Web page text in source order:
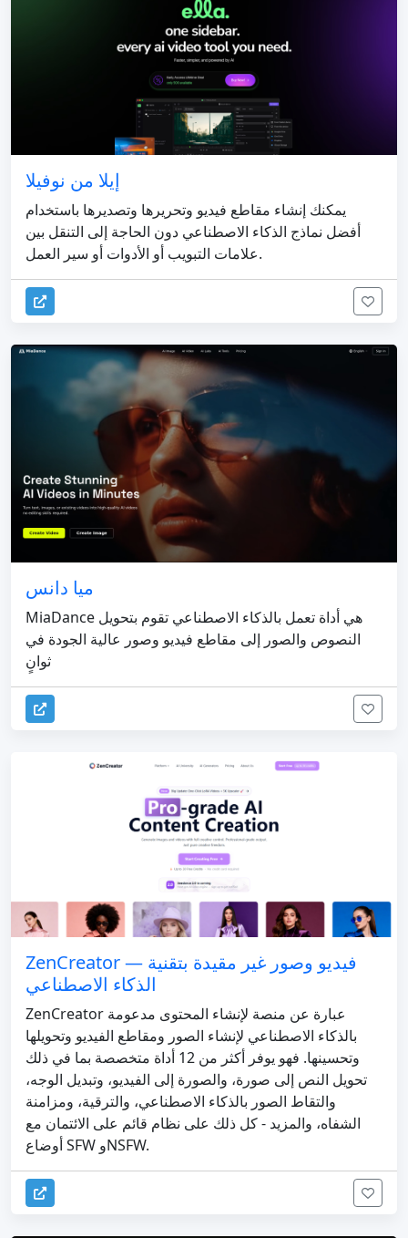
إيلا من نوفيلا
يمكنك إنشاء مقاطع فيديو وتحريرها وتصديرها باستخدام
أفضل نماذج الذكاء الاصطناعي دون الحاجة إلى التنقل بين
علامات التبويب أو الأدوات أو سير العمل.
ميا دانس
MiaDance هي أداة تعمل بالذكاء الاصطناعي تقوم بتحويل
النصوص والصور إلى مقاطع فيديو وصور عالية الجودة في
ثوانٍ
ZenCreator — فيديو وصور غير مقيدة بتقنية
الذكاء الاصطناعي
ZenCreator عبارة عن منصة لإنشاء المحتوى مدعومة
بالذكاء الاصطناعي لإنشاء الصور ومقاطع الفيديو وتحويلها
وتحسينها. فهو يوفر أكثر من 12 أداة متخصصة بما في ذلك
تحويل النص إلى صورة، والصورة إلى الفيديو، وتبديل الوجه،
والتقاط الصور بالذكاء الاصطناعي، والترقية، ومزامنة
الشفاه، والمزيد - كل ذلك على نظام قائم على الائتمان مع
أوضاع SFW وNSFW.